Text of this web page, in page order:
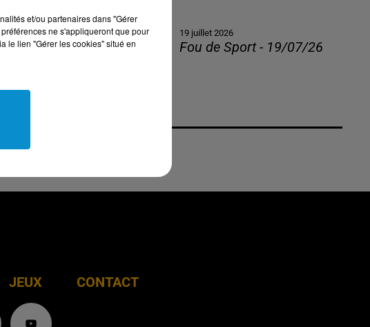
19 juillet 2026
Fou de Sport - 19/07/26
JEUX CONTACT
et/ou partenaires dans "Gérer
ne s'appliqueront que pour
le lien "Gérer les cookies" situé en